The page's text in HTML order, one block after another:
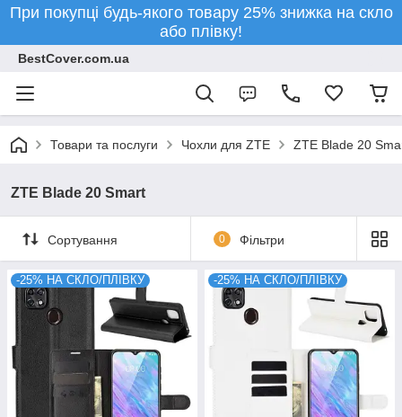
При покупці будь-якого товару 25% знижка на скло
або плівку!
BestCover.com.ua
Товари та послуги Чохли для ZTE ZTE Blade 20
ZTE Blade 20 Smart
Сортування 0 Фільтри
-25% НА СКЛО/ПЛІВКУ -25% НА СКЛО/ПЛІВКУ